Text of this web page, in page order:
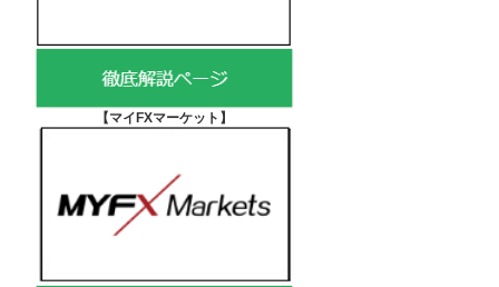
【マイFXマーケット 】